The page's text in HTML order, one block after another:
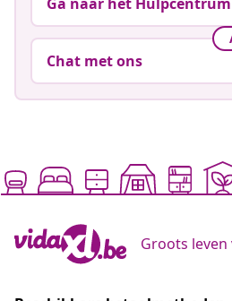
Ga naar het Hulpcentrum
Chat met ons